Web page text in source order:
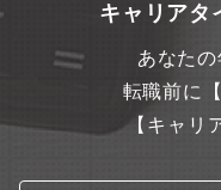
キャリアタ
あなた
転職前に
【キャリ